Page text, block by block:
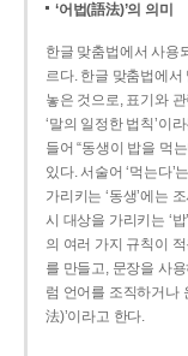
‘어법(語法)’의 의미
한글 맞춤법에서 사용
르다. 한글 맞춤법에서
놓은 것으로, 표기와
‘말의 일정한 법칙’이
들어 “동생이 밥을 먹
있다. 서술어 ‘먹는다’
가리키는 ‘동생’에는
시 대상을 가리키는 ‘밥
의 여러 가지 규칙이
를 만들고, 문장을 사
럼 언어를 조직하거나
法)’이라고 한다.